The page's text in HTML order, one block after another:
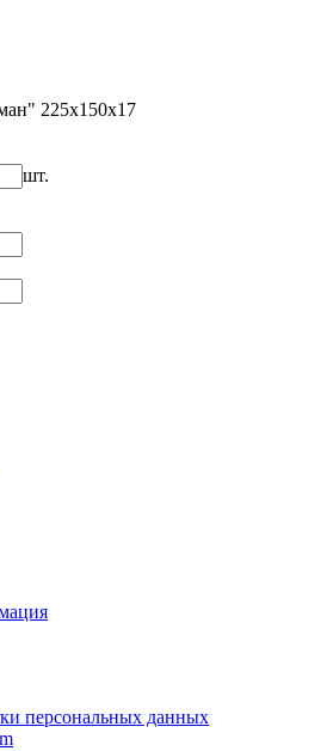
225х150х17
шт.
персональных данных